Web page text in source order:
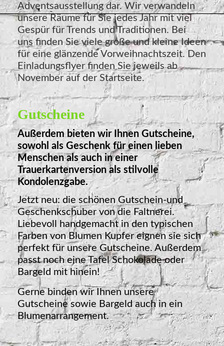
Adventsausstellung dar. Wir verwandeln
unsere Räume für Sie jedes Jahr mit viel
Gespür für Trends und Traditionen. Bei
uns finden Sie viele große und kleine Ideen
für eine glänzende Vorweihnachtszeit. Den
Einladungsflyer finden Sie jeweils ab
November auf der Startseite.
Gutscheine
Außerdem bieten wir Ihnen Gutscheine,
sowohl als Geschenk für einen lieben
Menschen als auch in einer
Trauerkartenversion als stilvolle
Kondolenzgabe.
Jetzt neu: die schönen Gutschein-und
Geschenkschuber von die Faltnerei.
Liebevoll handgemacht in den typischen
Farben von Blumen Kupfer eignen sie sich
perfekt für unsere Gutscheine. Außerdem
passt noch eine Tafel Schokolade oder
Bargeld mit hinein!
Gerne binden wir Ihnen unsere
Gutscheine sowie Bargeld auch in ein
Blumenarrangement.